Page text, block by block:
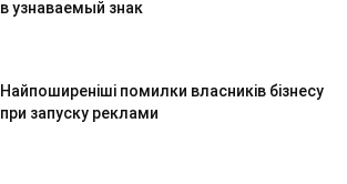
в узнаваемый знак
Найпоширеніші помилки власників бізнесу
при запуску реклами